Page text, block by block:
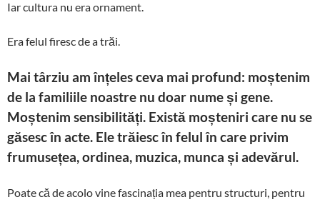
Iar cultura nu era ornament.
Era felul firesc de a trăi.
Mai târziu am înțeles ceva mai profund: moștenim
de la familiile noastre nu doar nume și gene.
Moștenim sensibilități. Există moșteniri care nu se
găsesc în acte. Ele trăiesc în felul în care privim
frumusețea, ordinea, muzica, munca și adevărul.
Poate că de acolo vine fascinația mea pentru structuri, pentru